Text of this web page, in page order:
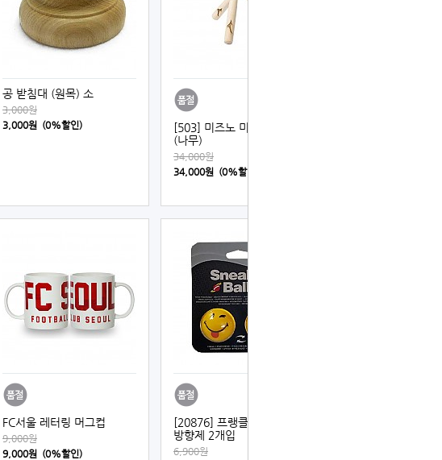
공 받침대 (원목) 소
3,000원
3,000원 (0%할인)
[503] 미즈노 미니어쳐 배트
(나무)
34,000원
34,000원 (0%할인)
FC서울 레터링 머그컵
9,000원
9,000원 (0%할인)
[20876] 프랭클린 스니커볼
방향제 2개입
6,900원